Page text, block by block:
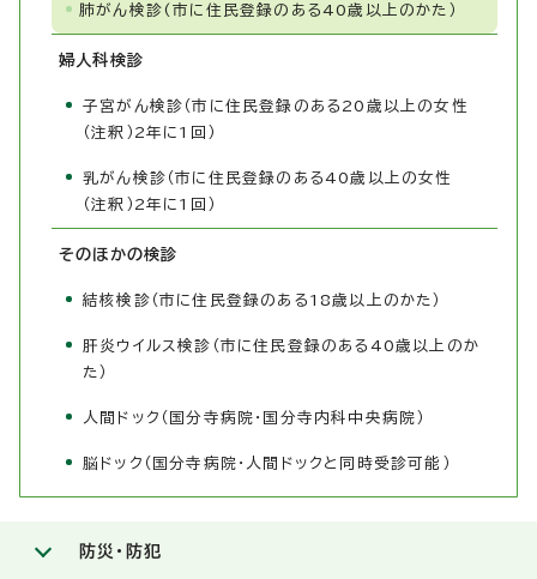
肺がん検診(市に住民登録のある40歳以上のかた）
婦人科検診
子宮がん検診（市に住民登録のある20歳以上の女性
（注釈）2年に1回）
乳がん検診（市に住民登録のある40歳以上の女性
（注釈）2年に1回）
そのほかの検診
結核検診（市に住民登録のある18歳以上のかた）
肝炎ウイルス検診（市に住民登録のある40歳以上のか
た）
人間ドック（国分寺病院・国分寺内科中央病院）
脳ドック（国分寺病院・人間ドックと同時受診可能）
防災・防犯